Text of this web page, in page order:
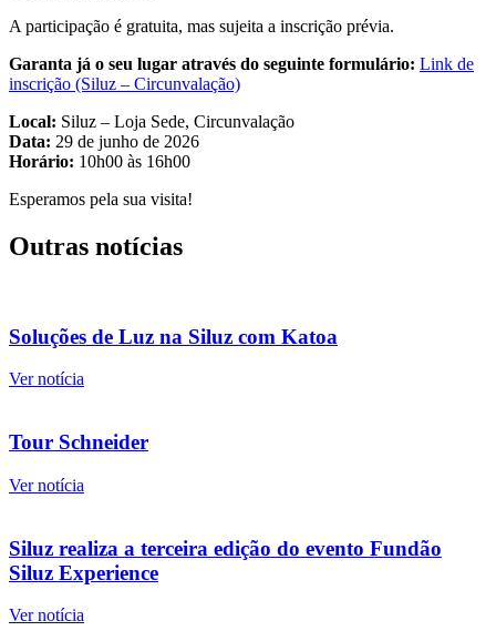
A participação é gratuita, mas sujeita a inscrição prévia.
Garanta já o seu lugar através do seguinte formulário: Link de
inscrição (Siluz – Circunvalação)
Local: Siluz – Loja Sede, Circunvalação
Data: 29 de junho de 2026
Horário: 10h00 às 16h00
Esperamos pela sua visita!
Outras notícias
Soluções de Luz na Siluz com Katoa
Ver notícia
Tour Schneider
Ver notícia
Siluz realiza a terceira edição do evento Fundão
Siluz Experience
Ver notícia